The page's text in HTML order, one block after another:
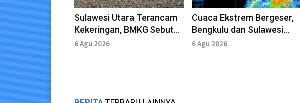
Sulawesi Utara Terancam
Kekeringan, BMKG Sebut
Curah Hujan Terus
6 Agu 2026
Cuaca Ekstrem Bergeser,
Bengkulu dan Sulawesi
Barat Masuk Zona
6 Agu 2026